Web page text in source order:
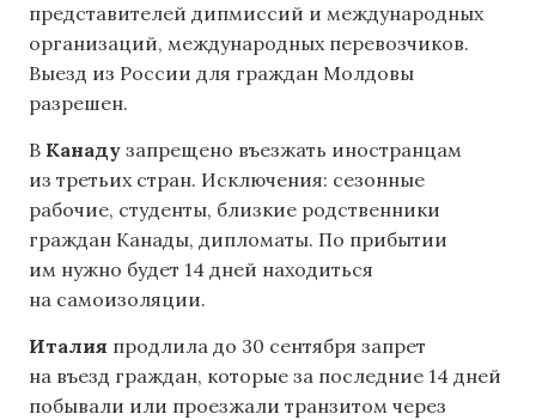
представителей дипмиссий и международных
организаций, международных перевозчиков.
Выезд из России для граждан Молдовы
разрешен.
В Канаду запрещено въезжать иностранцам
из третьих стран. Исключения: сезонные
рабочие, студенты, близкие родственники
граждан Канады, дипломаты. По прибытии
им нужно будет 14 дней находиться
на самоизоляции.
Италия продлила до 30 сентября запрет
на въезд граждан, которые за последние 14 дней
побывали или проезжали транзитом через